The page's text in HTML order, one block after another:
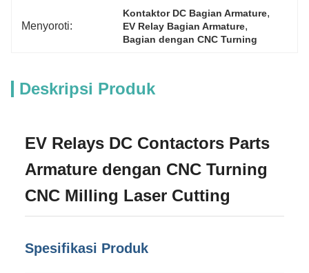
Menyoroti:
Kontaktor DC Bagian Armature,
EV Relay Bagian Armature,
Bagian dengan CNC Turning
Deskripsi Produk
EV Relays DC Contactors Parts
Armature dengan CNC Turning
CNC Milling Laser Cutting
Spesifikasi Produk